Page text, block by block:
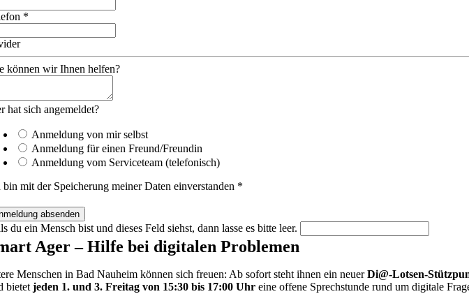
*
können wir Ihnen helfen?
hat sich angemeldet?
Anmeldung von mir selbst
Anmeldung für einen Freund/Freundin
Anmeldung vom Serviceteam (telefonisch)
bin mit der Speicherung meiner Daten einverstanden *
du ein Mensch bist und dieses Feld siehst, dann lasse es bitte leer.
Ager – Hilfe bei digitalen Problemen
Menschen in Bad Nauheim können sich freuen: Ab sofort steht ihnen ein neuerDi@-Lotsen-
bietetjeden 1. und 3. Freitag von 15:30 bis 17:00 Uhr eine offene Sprechstunde rund um digitale